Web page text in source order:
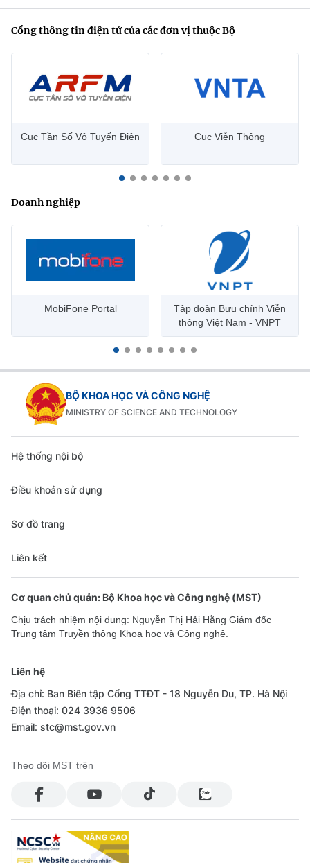
Cổng thông tin điện tử của các đơn vị thuộc Bộ
Cục Tần Số Vô Tuyến Điện Cục Viễn Thông
Doanh nghiệp
MobiFone Portal
Tập đoàn Bưu chính Viễn
thông Việt Nam - VNPT
BỘ KHOA HỌC VÀ CÔNG NGHỆ
MINISTRY OF SCIENCE AND TECHNOLOGY
Hệ thống nội bộ
Điều khoản sử dụng
Sơ đồ trang
Liên kết
Cơ quan chủ quản: Bộ Khoa học và Công nghệ (MST)
Chịu trách nhiệm nội dung: Nguyễn Thị Hải Hằng Giám đốc
Trung tâm Truyền thông Khoa học và Công nghệ.
Liên hệ
Địa chỉ: Ban Biên tập Cổng TTĐT - 18 Nguyễn Du, TP. Hà Nội
Điện thoại: 024 3936 9506
Email: stc@mst.gov.vn
Theo dõi MST trên